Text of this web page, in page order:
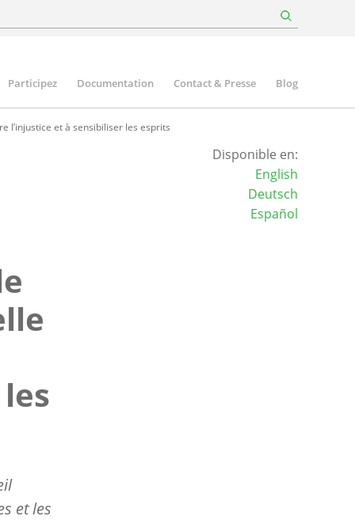
Participez Documentation Contact & Presse Blog
l’injustice et à sensibiliser les esprits
et les
Disponible en:
English
Deutsch
Español